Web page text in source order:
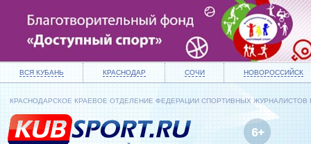
ВСЯ КУБАНЬ КРАСНОДАР СОЧИ НОВОРОССИЙСК
КРАСНОДАРСКОЕ КРАЕВОЕ ОТДЕЛЕНИЕ ФЕДЕРАЦИИ СПОРТИВНЫХ ЖУРНАЛИСТОВ